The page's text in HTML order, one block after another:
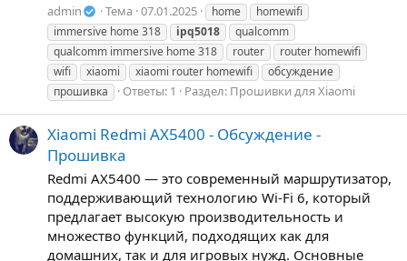
admin Тема 07.01.2025 home
homewifi
immersive home 318
ipq5018
qualcomm
qualcomm immersive home 318
router
router homewifi
wifi
xiaomi xiaomi router homewifi
обсуждение
прошивка
Ответы: 1 Раздел: Прошивки для Xiaomi
Xiaomi Redmi AX5400 - Обсуждение -
Прошивка
Redmi AX5400 — это современный маршрутизатор,
поддерживающий технологию Wi-Fi 6, который
предлагает высокую производительность и
множество функций, подходящих как для
домашних, так и для игровых нужд. Основные